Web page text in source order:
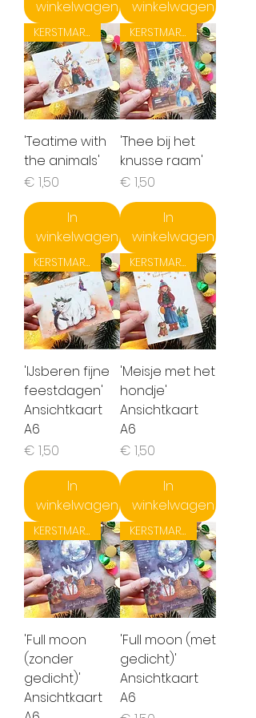
winkelwagen
winkelwagen
KERSTMARKT ACTIE!
'Teatime with
the animals'
Prijs
€ 1,50
In
winkelwagen
KERSTMARKT ACTIE!
'Thee bij het
knusse raam'
Prijs
€ 1,50
In
winkelwagen
KERSTMARKT ACTIE!
'IJsberen fijne
feestdagen'
Ansichtkaart
A6
Prijs
€ 1,50
In
winkelwagen
KERSTMARKT ACTIE!
'Meisje met het
hondje'
Ansichtkaart
A6
Prijs
€ 1,50
In
winkelwagen
KERSTMARKT ACTIE!
'Full moon
(zonder
gedicht)'
Ansichtkaart
KERSTMARKT ACTIE!
'Full moon (met
gedicht)'
Ansichtkaart
A6